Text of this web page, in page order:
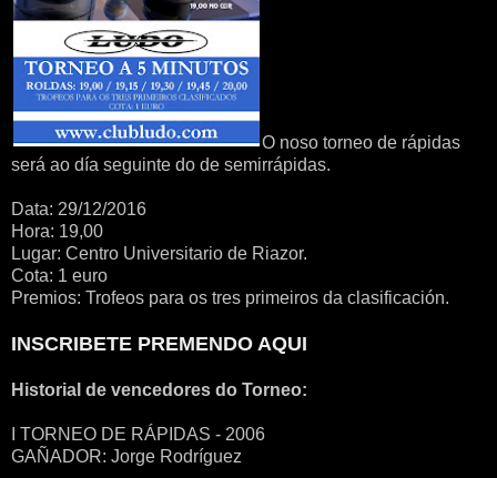
O noso torneo de rápidas
será ao día seguinte do de semirrápidas.
Data: 29/12/2016
Hora: 19,00
Lugar: Centro Universitario de Riazor.
Cota: 1 euro
Premios: Trofeos para os tres primeiros da clasificación.
INSCRIBETE PREMENDO AQUI
Historial de vencedores do Torneo:
I TORNEO DE RÁPIDAS - 2006
GAÑADOR: Jorge Rodríguez